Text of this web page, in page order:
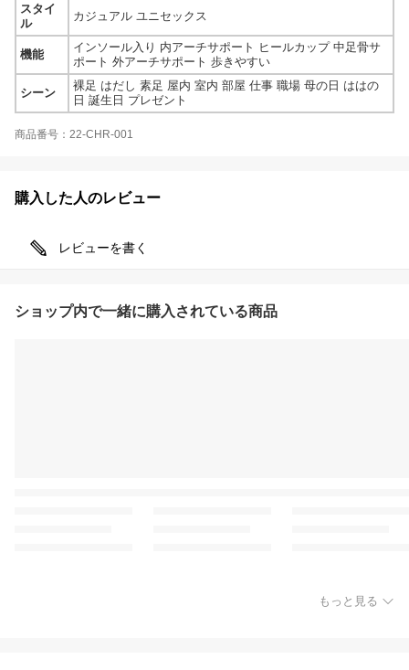
スタイ
ル
カジュアル ユニセックス
機能
インソール入り 内アーチサポート ヒールカップ 中足骨サ
ポート 外アーチサポート 歩きやすい
シーン
裸足 はだし 素足 屋内 室内 部屋 仕事 職場 母の日 ははの
日 誕生日 プレゼント
商品番号：22-CHR-001
購入した人のレビュー
レビューを書く
ショップ内で一緒に購入されている商品
もっと見る